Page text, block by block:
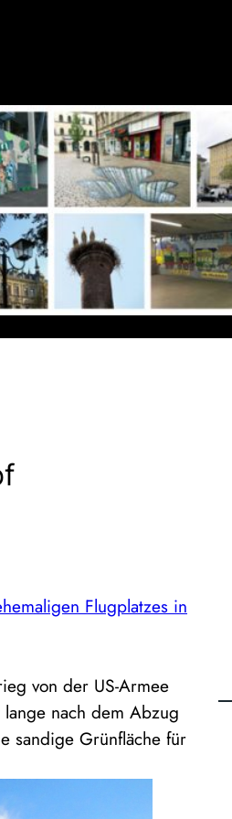
Flugplatzes in
von der US-Armee
nach dem Abzug
sandige Grünfläche für